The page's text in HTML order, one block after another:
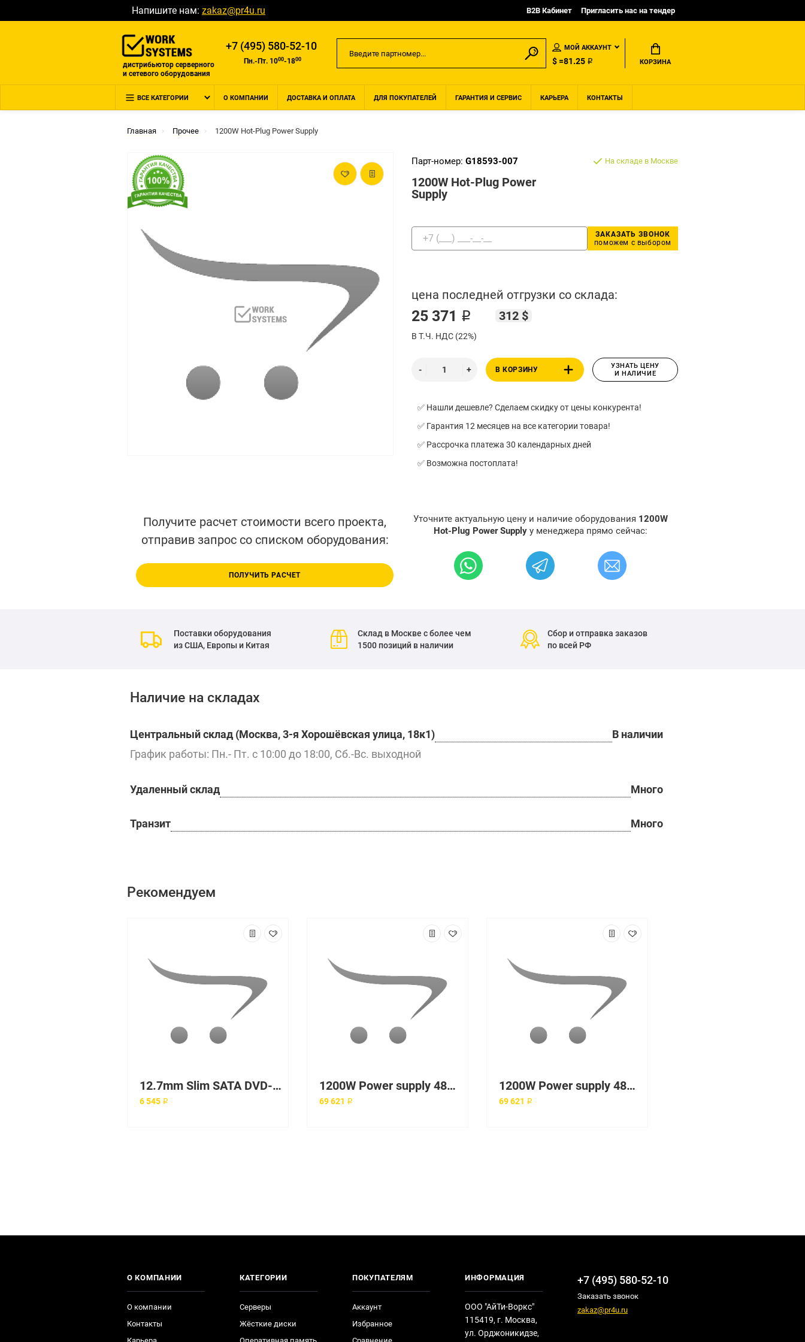
Напишите нам: zakaz@pr4u.ru B2B Кабинет Пригласить нас на тендер
дистрибьютор серверного
и сетевого оборудования
+7 (495) 580-52-10
Пн.-Пт. 1000-1800
МОЙ АККАУНТ
$ =81.25 ₽ КОРЗИНА
ВСЕ КАТЕГОРИИ О КОМПАНИИ ДОСТАВКА И ОПЛАТА ДЛЯ ПОКУПАТЕЛЕЙ ГАРАНТИЯ И СЕРВИС КАРЬЕРА КОНТАКТЫ
Главная Прочее 1200W Hot-Plug Power Supply
Парт-номер: G18593-007
1200W Hot-Plug Power
Supply
На складе в Москве
ЗАКАЗАТЬ ЗВОНОК
поможем с выбором
цена последней отгрузки со склада:
25 371 ₽ 312 $
В Т.Ч. НДС (22%)
В КОРЗИНУ
УЗНАТЬ ЦЕНУ
И НАЛИЧИЕ
✅ Нашли дешевле? Сделаем скидку от цены конкурента!
✅ Гарантия 12 месяцев на все категории товара!
✅ Рассрочка платежа 30 календарных дней
✅ Возможна постоплата!
Получите расчет стоимости всего проекта,
отправив запрос со списком оборудования:
ПОЛУЧИТЬ РАСЧЕТ
Уточните актуальную цену и наличие оборудования 1200W
Hot-Plug Power Supply у менеджера прямо сейчас:
Поставки оборудования
из США, Европы и Китая
Склад в Москве с более чем
1500 позиций в наличии
Сбор и отправка заказов
по всей РФ
Наличие на складах
Центральный склад (Москва, 3-я Хорошёвская улица, 18к1)
В наличии
График работы: Пн.- Пт. с 10:00 до 18:00, Сб.-Вс. выходной
Удаленный склад Много
Транзит Много
Рекомендуем
12.7mm Slim SATA DVD-ROM Kit
6 545 ₽
1200W Power supply 48V DC
69 621 ₽
1200W Power supply 48V DC
69 621 ₽
О КОМПАНИИ
О компании
Контакты
КАТЕГОРИИ
Серверы
Жёсткие диски
ПОКУПАТЕЛЯМ
Аккаунт
Избранное
ИНФОРМАЦИЯ
ООО "АйТи-Воркс"
115419, г. Москва,
ул. Орджоникидзе,
+7 (495) 580-52-10
Заказать звонок
zakaz@pr4u.ru